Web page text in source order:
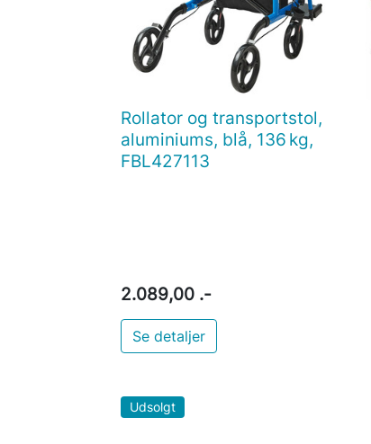
 Vis her
Rollator og transportstol,
aluminiums, blå, 136 kg,
FBL427113
2.089,00 .-
Se detaljer
Udsolgt